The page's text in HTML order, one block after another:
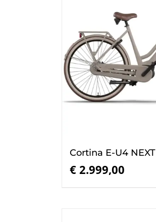
Cortina E-U4 NEXT
€ 2.999,00